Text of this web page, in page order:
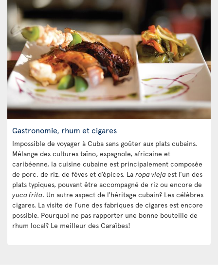
Gastronomie, rhum et cigares
Impossible de voyager à Cuba sans goûter aux plats cubains.
Mélange des cultures taïno, espagnole, africaine et
caribéenne, la cuisine cubaine est principalement composée
de porc, de riz, de fèves et d’épices. La ropa viejaest l’un des
plats typiques, pouvant être accompagné de riz ou encore de
yuca frita. Un autre aspect de l’héritage cubain? Les célèbres
cigares. La visite de l’une des fabriques de cigares est encore
possible. Pourquoi ne pas rapporter une bonne bouteille de
rhum local? Le meilleur des Caraïbes!